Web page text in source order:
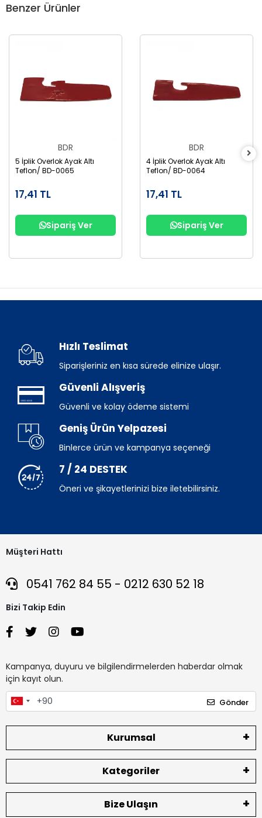
Benzer Ürünler
BDR
5 İplik Overlok Ayak Altı
Teflon/ BD-0065
17,41 TL
Sipariş Ver
BDR
4 İplik Overlok Ayak Altı
Teflon/ BD-0064
17,41 TL
Sipariş Ver
Hızlı Teslimat
Siparişleriniz en kısa sürede elinize ulaşır.
Güvenli Alışveriş
Güvenli ve kolay ödeme sistemi
Geniş Ürün Yelpazesi
Binlerce ürün ve kampanya seçeneği
7 / 24 DESTEK
Öneri ve şikayetlerinizi bize iletebilirsiniz.
Müşteri Hattı
0541 762 84 55 - 0212 630 52 18
Bizi Takip Edin
Kampanya, duyuru ve bilgilendirmelerden haberdar olmak
için kayıt olun.
Gönder
Kurumsal
Kategoriler
Bize Ulaşın